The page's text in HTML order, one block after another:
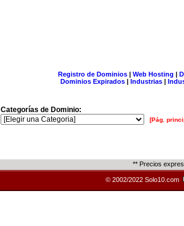
Registro de Dominios| Web Hosting |
Dominios Expirados | Industrias |
Categorías de Dominio:
[Pág.
** Precios
© 2002/2022 Solo10.com